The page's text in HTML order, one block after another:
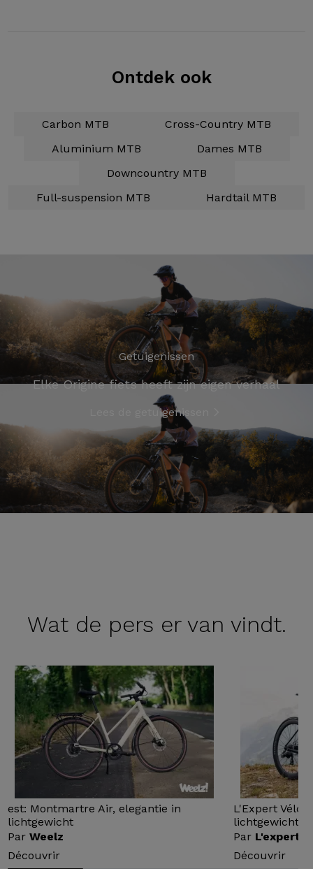
Ontdek ook
Carbon MTB
Cross-Country MTB
Aluminium MTB
Dames MTB
Downcountry MTB
Full-suspension MTB
Hardtail MTB
Getuigenissen
Elke Origine fiets heeft zijn eigen verhaal
Lees de getuigenissen
Wat de pers er van vindt.
est: Montmartre Air, elegantie in
lichtgewicht
ParWeelz
Découvrir
L'Expert Vélo
lichtgewicht...
Par L'expert
Découvrir